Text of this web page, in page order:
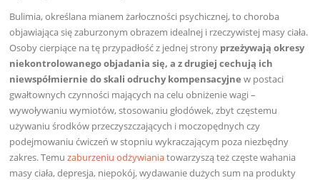
Bulimia, określana mianem żarłoczności psychicznej, to choroba
objawiająca się zaburzonym obrazem idealnej i rzeczywistej masy ciała.
Osoby cierpiące na tę przypadłość z jednej strony przeżywają okresy
niekontrolowanego objadania się, a z drugiej cechują ich
niewspółmiernie do skali odruchy kompensacyjne w postaci
gwałtownych czynności mających na celu obniżenie wagi –
wywoływaniu wymiotów, stosowaniu głodówek, zbyt częstemu
używaniu środków przeczyszczających i moczopędnych czy
podejmowaniu ćwiczeń w stopniu wykraczającym poza niezbędny
zakres. Temuzaburzeniu odżywianiatowarzyszą też częste wahania
masy ciała, depresja, niepokój, wydawanie dużych sum na produkty